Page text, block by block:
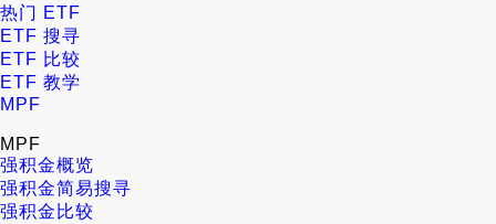
热门 ETF
ETF 搜寻
ETF 比较
ETF 教学
MPF
MPF
强积金概览
强积金简易搜寻
强积金比较